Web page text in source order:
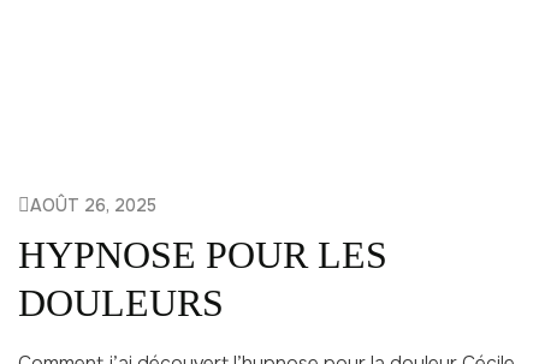
AOÛT 26, 2025
HYPNOSE POUR LES
DOULEURS